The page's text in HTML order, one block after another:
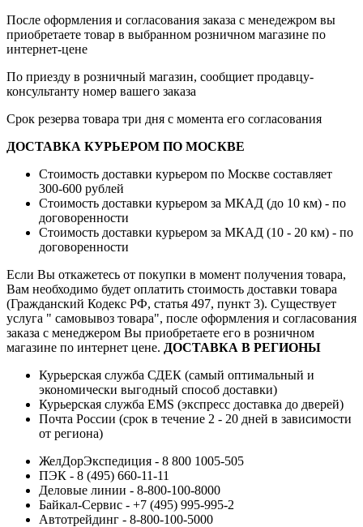
После оформления и согласования заказа с менедежром вы
приобретаете товар в выбранном розничном магазине по
интернет-цене
По приезду в розничный магазин, сообщиет продавцу-
консультанту номер вашего заказа
Срок резерва товара три дня с момента его согласования
ДОСТАВКА КУРЬЕРОМ ПО МОСКВЕ
Стоимость доставки курьером по Москве составляет
300-600 рублей
Стоимость доставки курьером за МКАД (до 10 км) - по
договоренности
Стоимость доставки курьером за МКАД (10 - 20 км) - по
договоренности
Если Вы откажетесь от покупки в момент получения товара,
Вам необходимо будет оплатить стоимость доставки товара
(Гражданский Кодекс РФ, статья 497, пункт 3). Существует
услуга " самовывоз товара", после оформления и согласования
заказа с менеджером Вы приобретаете его в розничном
магазине по интернет цене. ДОСТАВКА В РЕГИОНЫ
Курьерская служба СДЕК (самый оптимальный и
экономически выгодный способ доставки)
Курьерская служба EMS (экспресс доставка до дверей)
Почта России (срок в течение 2 - 20 дней в зависимости
от региона)
ЖелДорЭкспедиция - 8 800 1005-505
ПЭК - 8 (495) 660-11-11
Деловые линии - 8-800-100-8000
Байкал-Сервис - +7 (495) 995-995-2
Автотрейдинг - 8-800-100-5000